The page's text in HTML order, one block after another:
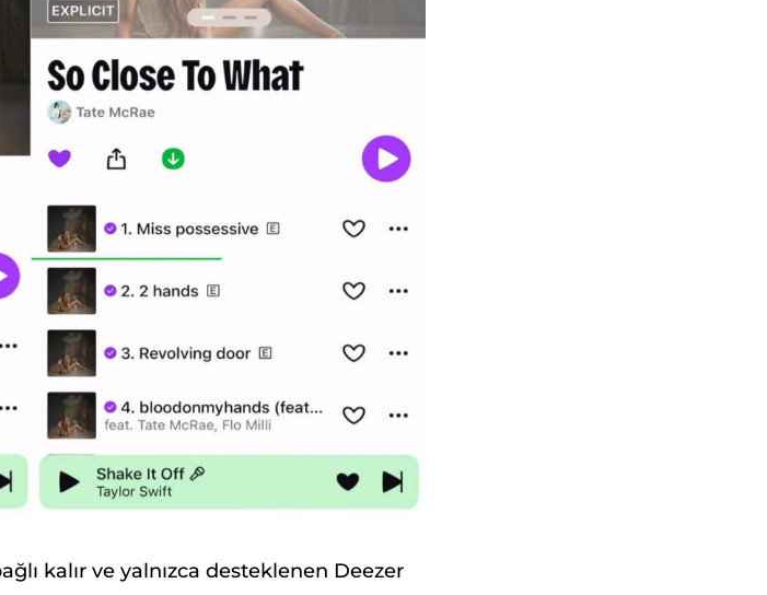
kalır ve yalnızca desteklenen Deezer